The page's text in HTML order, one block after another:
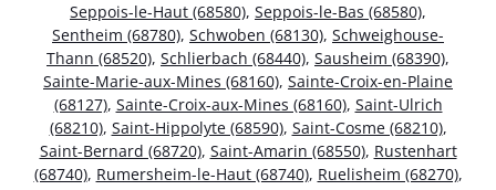
Seppois-le-Haut (68580), Seppois-le-Bas (68580),
Sentheim (68780), Schwoben (68130), Schweighouse-
Thann (68520), Schlierbach (68440), Sausheim (68390),
Sainte-Marie-aux-Mines (68160), Sainte-Croix-en-Plaine
(68127), Sainte-Croix-aux-Mines (68160), Saint-Ulrich
(68210), Saint-Hippolyte (68590), Saint-Cosme (68210),
Saint-Bernard (68720), Saint-Amarin (68550), Rustenhart
(68740), Rumersheim-le-Haut (68740), Ruelisheim (68270),